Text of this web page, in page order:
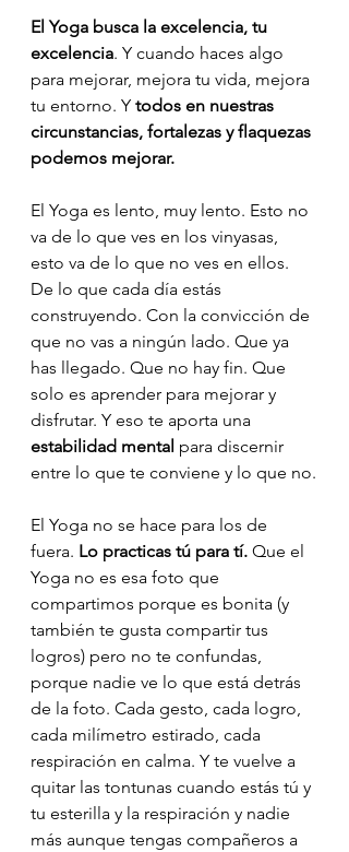
El Yoga busca la excelencia, tu
excelencia. Y cuando haces algo
para mejorar, mejora tu vida, mejora
tu entorno. Y todos en nuestras
circunstancias, fortalezas y flaquezas
podemos mejorar.
El Yoga es lento, muy lento. Esto no
va de lo que ves en los vinyasas,
esto va de lo que no ves en ellos.
De lo que cada día estás
construyendo. Con la convicción de
que no vas a ningún lado. Que ya
has llegado. Que no hay fin. Que
solo es aprender para mejorar y
disfrutar. Y eso te aporta una
estabilidad mental para discernir
entre lo que te conviene y lo que no.
El Yoga no se hace para los de
fuera. Lo practicas tú para tí. Que el
Yoga no es esa foto que
compartimos porque es bonita (y
también te gusta compartir tus
logros) pero no te confundas,
porque nadie ve lo que está detrás
de la foto. Cada gesto, cada logro,
cada milímetro estirado, cada
respiración en calma. Y te vuelve a
quitar las tontunas cuando estás tú y
tu esterilla y la respiración y nadie
más aunque tengas compañeros a